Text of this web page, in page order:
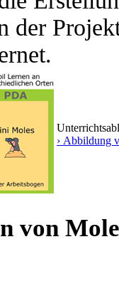
der
› Abbildung
von